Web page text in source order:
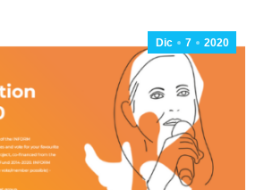
Dic 7 2020